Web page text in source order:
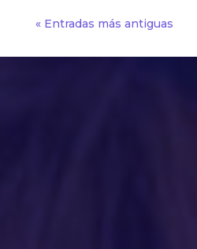
« Entradas más antiguas